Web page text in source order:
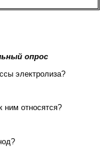
опрос
электролиза?
ним относятся?